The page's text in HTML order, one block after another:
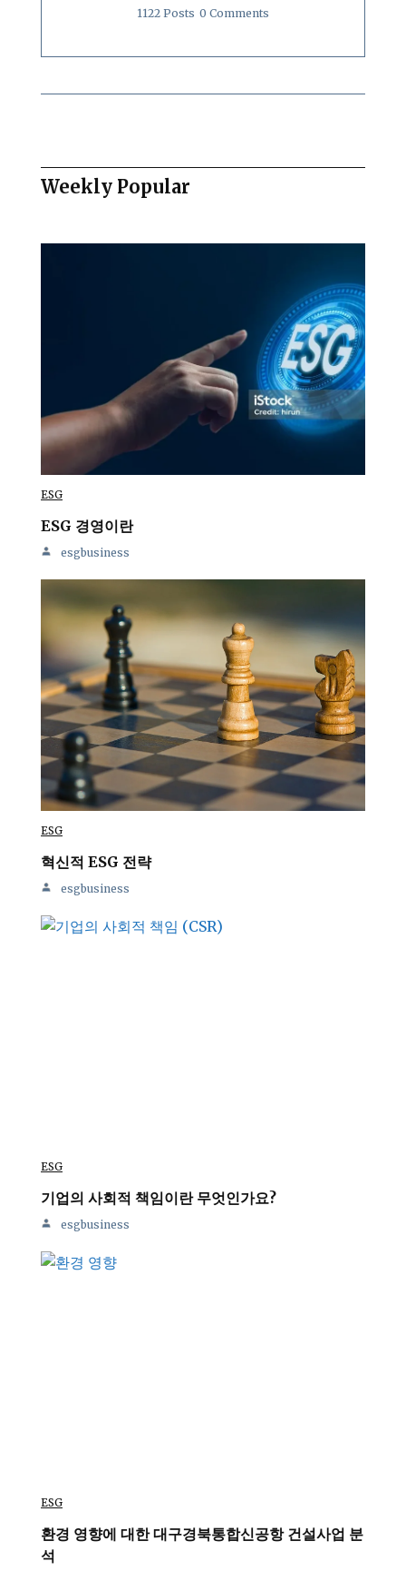
1122 Posts 0 Comments
Weekly Popular
ESG
ESG 경영이란
esgbusiness
ESG
혁신적 ESG 전략
esgbusiness
ESG
기업의 사회적 책임이란 무엇인가요?
esgbusiness
ESG
환경 영향에 대한 대구경북통합신공항 건설사업 분
석